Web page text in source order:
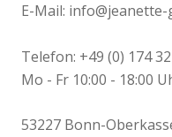
E-Mail:
Telefon: +49 (0) 174
Mo - Fr 10:00 - 18:00
53227 Bonn-